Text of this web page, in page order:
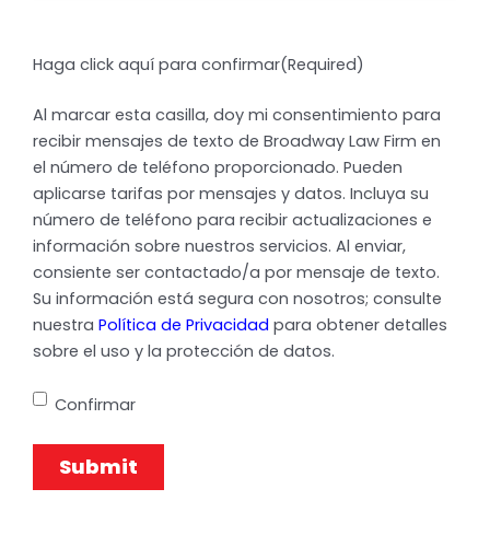
Haga click aquí para confirmar(Required)
Al marcar esta casilla, doy mi consentimiento para
recibir mensajes de texto de Broadway Law Firm en
el número de teléfono proporcionado. Pueden
aplicarse tarifas por mensajes y datos. Incluya su
número de teléfono para recibir actualizaciones e
información sobre nuestros servicios. Al enviar,
consiente ser contactado/a por mensaje de texto.
Su información está segura con nosotros; consulte
nuestra Política de Privacidad
sobre el uso y la protección de datos.
Confirmar